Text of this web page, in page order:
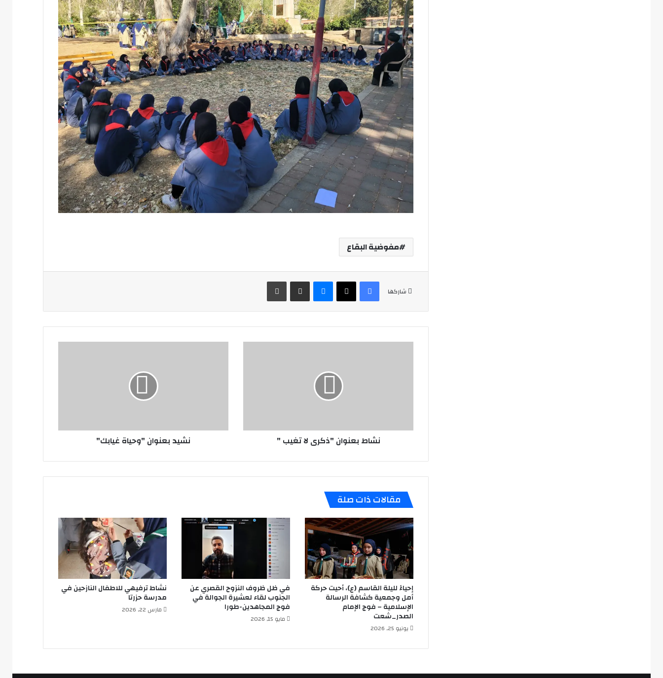
مفوضية البقاع
شاركها
فيسبوك
‫X ماسنجر مشاركة عبر البريد طباعة
نشاط بعنوان "ذكرى لا تغيب " نشيد بعنوان "وحياة غيابك"
مقالات ذات صلة
إحياءً لليلة القاسم (ع)، أحيت حركة
أمل وجمعية كشافة الرسالة
الإسلامية – فوج الإمام
الصدر_شعت
يونيو 25, 2026
في ظل ظروف النزوح القصري عن
الجنوب لقاء لعشيرة الجوالة في
فوج المجاهدين-طورا
مايو 15, 2026
نشاط ترفيهي للاطفال النازحين في
مدرسة حزرتا
مارس 22, 2026